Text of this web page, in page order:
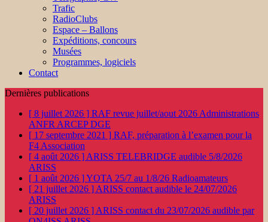
Trafic
RadioClubs
Espace – Ballons
Expéditions, concours
Musées
Programmes, logiciels
Contact
Dernières publications
[ 8 juillet 2026 ] RAF revue juillet/aout 2026 Administrations
ANFR ARCEP DGE
[ 17 septembre 2021 ] RAF, préparation à l’examen pour la
F4 Association
[ 4 août 2026 ] ARISS TELEBRIDGE audible 5/8/2026
ARISS
[ 1 août 2026 ]YOTA 25/7 au 1/8/26 Radioamateurs
[ 21 juillet 2026 ] ARISS contact audible le 24/07/2026
ARISS
[ 20 juillet 2026 ] ARISS contact du 23/07/2026 audible par